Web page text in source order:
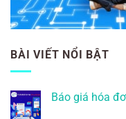
BÀI VIẾT NỔI BẬT
Báo giá hóa